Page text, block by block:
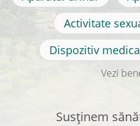
Activitate
Dispozitiv
Vezi
Susținem